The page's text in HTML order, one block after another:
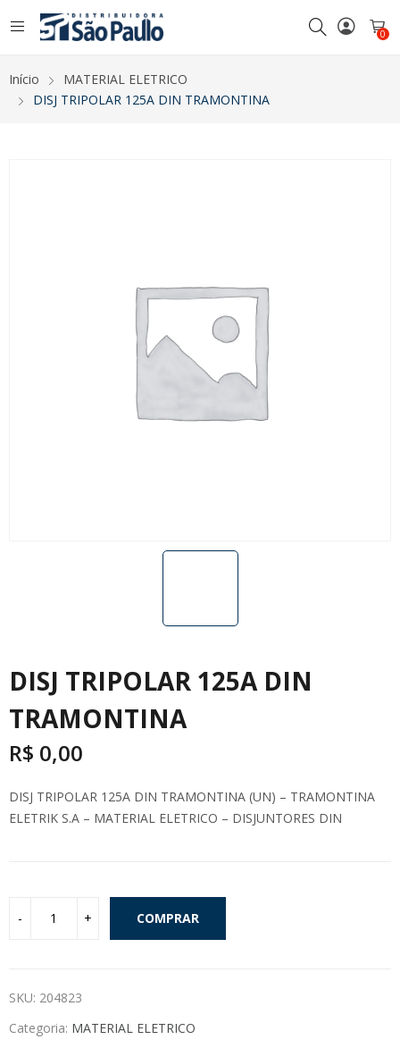
0
Início
MATERIAL ELETRICO
DISJ TRIPOLAR 125A DIN TRAMONTINA
DISJ TRIPOLAR 125A DIN
TRAMONTINA
R$ 0,00
DISJ TRIPOLAR 125A DIN TRAMONTINA (UN) – TRAMONTINA
ELETRIK S.A – MATERIAL ELETRICO – DISJUNTORES DIN
COMPRAR
SKU: 204823
Categoria: MATERIAL ELETRICO